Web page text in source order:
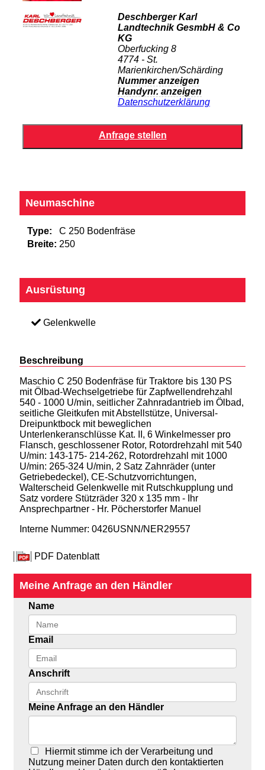
Deschberger Karl
Landtechnik GesmbH & Co
KG
Oberfucking 8
4774 - St.
Marienkirchen/Schärding
Nummer anzeigen
Handynr. anzeigen
Datenschutzerklärung
Neumaschine
Type:
C 250 Bodenfräse
Breite: 250
Ausrüstung
Gelenkwelle
Beschreibung
Maschio C 250 Bodenfräse für Traktore bis 130 PS
mit Ölbad-Wechselgetriebe für Zapfwellendrehzahl
540 - 1000 U/min, seitlicher Zahnradantrieb im Ölbad,
seitliche Gleitkufen mit Abstellstütze, Universal-
Dreipunktbock mit beweglichen
Unterlenkeranschlüsse Kat. II, 6 Winkelmesser pro
Flansch, geschlossener Rotor, Rotordrehzahl mit 540
U/min: 143-175- 214-262, Rotordrehzahl mit 1000
U/min: 265-324 U/min, 2 Satz Zahnräder (unter
Getriebedeckel), CE-Schutzvorrichtungen,
Walterscheid Gelenkwelle mit Rutschkupplung und
Satz vordere Stützräder 320 x 135 mm - Ihr
Ansprechpartner - Hr. Pöcherstorfer Manuel
Interne Nummer: 0426USNN/NER29557
PDF Datenblatt
Meine Anfrage an den Händler
Name
Email
Anschrift
Meine Anfrage an den Händler
Hiermit stimme ich der Verarbeitung und
Nutzung meiner Daten durch den kontaktierten